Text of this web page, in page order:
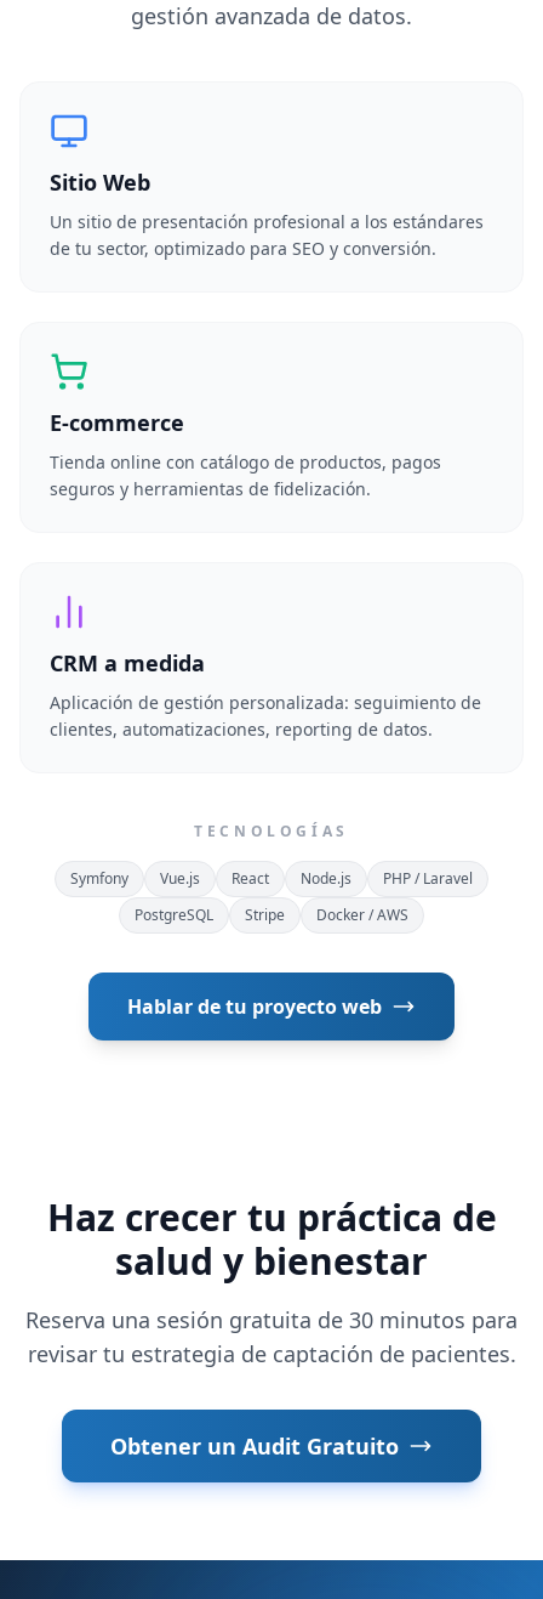
gestión avanzada de datos.
Sitio Web
Un sitio de presentación profesional a los estándares
de tu sector, optimizado para SEO y conversión.
E-commerce
Tienda online con catálogo de productos, pagos
seguros y herramientas de fidelización.
CRM a medida
Aplicación de gestión personalizada: seguimiento de
clientes, automatizaciones, reporting de datos.
TECNOLOGÍAS
Symfony Vue.js React Node.js
PHP / Laravel
PostgreSQL
Stripe Docker / AWS
Hablar de tu proyecto web
Haz crecer tu práctica de
salud y bienestar
Reserva una sesión gratuita de 30 minutos para
revisar tu estrategia de captación de pacientes.
Obtener un Audit Gratuito